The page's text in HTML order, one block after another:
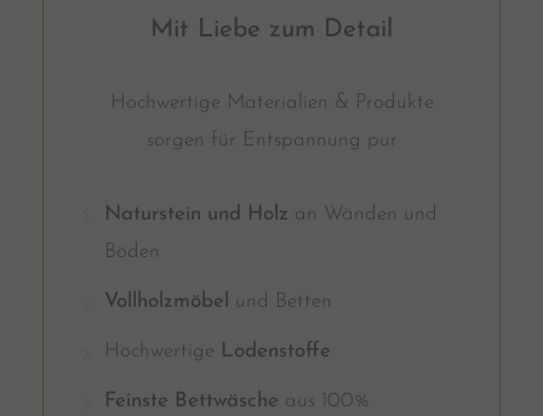
Mit Liebe zum Detail
Hochwertige Materialien & Produkte
sorgen für Entspannung pur
Naturstein und Holz an Wänden und
Böden
Vollholzmöbel und Betten
Hochwertige Lodenstoffe
Feinste Bettwäsche aus 100%